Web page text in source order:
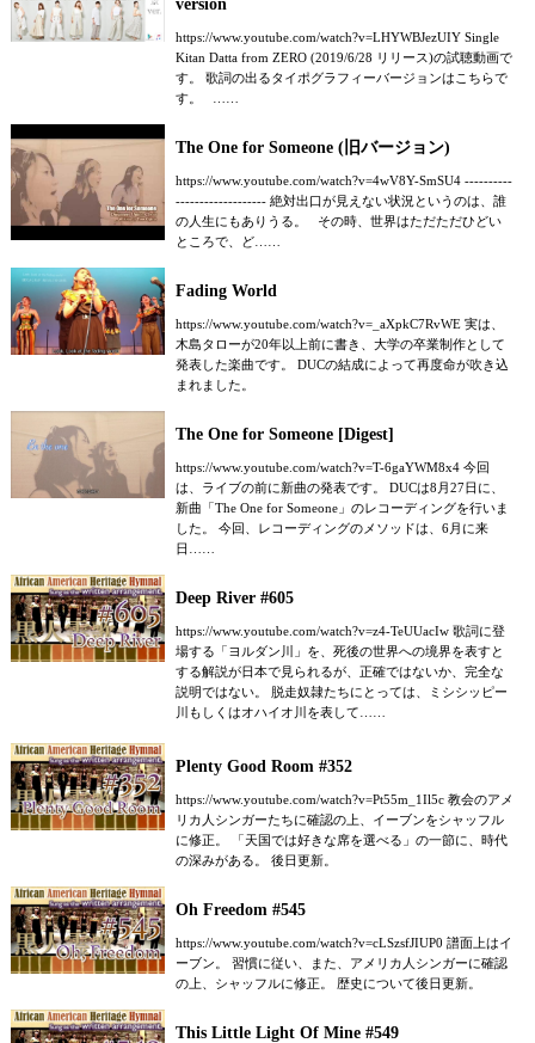
version
https://www.youtube.com/watch?v=LHYWBJezUIY Single
Kitan Datta from ZERO (2019/6/28 リリース)の試聴動画で
す。 歌詞の出るタイポグラフィーバージョンはこちらで
す。 ……
The One for Someone (旧バージョン)
https://www.youtube.com/watch?v=4wV8Y-SmSU4 ----------
------------------- 絶対出口が見えない状況というのは、誰
の人生にもありうる。 その時、世界はただただひどい
ところで、ど……
Fading World
https://www.youtube.com/watch?v=_aXpkC7RvWE 実は、
木島タローが20年以上前に書き、大学の卒業制作として
発表した楽曲です。 DUCの結成によって再度命が吹き込
まれました。
The One for Someone [Digest]
https://www.youtube.com/watch?v=T-6gaYWM8x4 今回
は、ライブの前に新曲の発表です。 DUCは8月27日に、
新曲「The One for Someone」のレコーディングを行いま
した。 今回、レコーディングのメソッドは、6月に来
日……
Deep River #605
https://www.youtube.com/watch?v=z4-TeUUacIw 歌詞に登
場する「ヨルダン川」を、死後の世界への境界を表すと
する解説が日本で見られるが、正確ではないか、完全な
説明ではない。 脱走奴隷たちにとっては、ミシシッピー
川もしくはオハイオ川を表して……
Plenty Good Room #352
https://www.youtube.com/watch?v=Pt55m_1Il5c 教会のアメ
リカ人シンガーたちに確認の上、イーブンをシャッフル
に修正。 「天国では好きな席を選べる」の一節に、時代
の深みがある。 後日更新。
Oh Freedom #545
https://www.youtube.com/watch?v=cLSzsfJIUP0 譜面上はイ
ーブン。 習慣に従い、また、アメリカ人シンガーに確認
の上、シャッフルに修正。 歴史について後日更新。
This Little Light Of Mine #549